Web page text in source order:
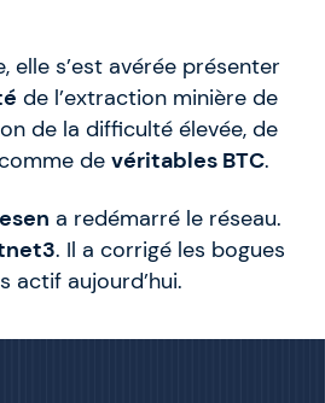
elle s’est avérée présenter
de l’extraction minière de
de la difficulté élevée, de
de véritables BTC.
a redémarré le réseau.
. Il a corrigé les bogues
actif aujourd’hui.